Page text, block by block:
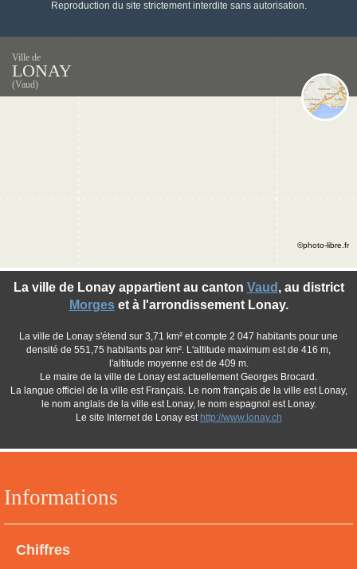
Reproduction du site strictement interdite sans autorisation.
Ville de
LONAY
(Vaud)
Informations
Chiffres
La ville de Lonay appartient au canton Vaud , au district
Morgeset à l'arrondissement Lonay.
La ville de Lonay s'étend sur 3,71 km² et compte 2 047 habitants pour une
densité de 551,75 habitants par km². L'altitude maximum est de 416 m,
l'altitude moyenne est de 409 m.
Le maire de la ville de Lonay est actuellement Georges Brocard.
La langue officiel de la ville est Français. Le nom français de la ville est Lonay,
le nom anglais de la ville est Lonay, le nom espagnol est Lonay.
Le site Internet de Lonay est http://www.lonay.ch
©photo-libre.fr